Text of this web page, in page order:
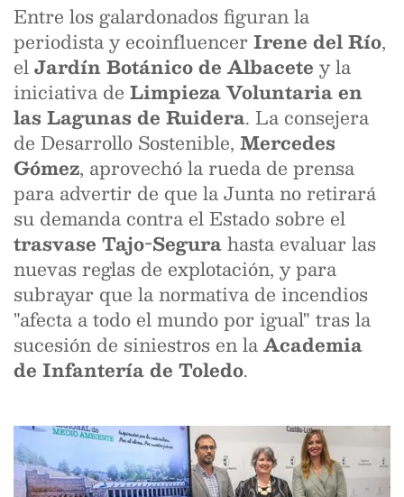
Entre los galardonados figuran la
periodista y ecoinfluencerIrene del Río,
elJardín Botánico de Albacete y la
iniciativa de Limpieza Voluntaria en
las Lagunas de Ruidera. La consejera
de Desarrollo Sostenible, Mercedes
Gómez, aprovechó la rueda de prensa
para advertir de que la Junta no retirará
su demanda contra el Estado sobre el
trasvase Tajo-Segurahasta evaluar las
nuevas reglas de explotación, y para
subrayar que la normativa de incendios
"afecta a todo el mundo por igual" tras la
sucesión de siniestros en laAcademia
de Infantería de Toledo.